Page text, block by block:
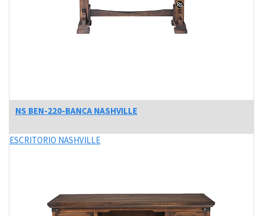
NS BEN-220-BANCA NASHVILLE
ESCRITORIO NASHVILLE